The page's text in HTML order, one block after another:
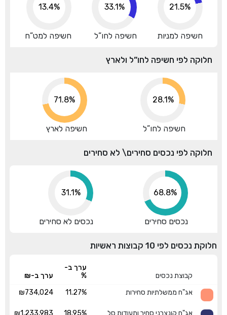
21.5%
חשיפה למניות
33.1%
חשיפה לחו”ל
13.4%
חשיפה למט”ח
חלוקה לפי חשיפה לחו”ל ולארץ
28.1%
חשיפה לחו”ל
71.8%
חשיפה לארץ
חלוקה לפי נכסים סחירים\ לא סחירים
68.8%
נכסים סחירים
31.1%
נכסים לא סחירים
חלוקת נכסים לפי 10 קבוצות ראשיות
קבוצת נכסים
ערך ב-
%
ערך ב-₪
אג"ח ממשלתיות סחירות
11.27%
₪734,024
אג"ח קונצרני סחיר ותעודות סל
18.95%
₪1,233,983